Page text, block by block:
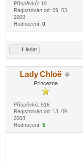
Příspěvků: 10
Registrován od: 09. 03.
2009
Hodnocení: 0
Hledat
LadyChloë
Princezna
Příspěvků: 516
Registrován od: 13. 09.
2008
Hodnocení: 5